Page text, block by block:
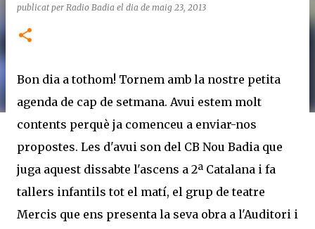
publicat per Radio Badia el dia de maig 23, 2013
Bon dia a tothom! Tornem amb la nostre petita
agenda de cap de setmana. Avui estem molt
contents perquè ja comenceu a enviar-nos
propostes. Les d'avui son del CB Nou Badia que
juga aquest dissabte l'ascens a 2ª Catalana i fa
tallers infantils tot el matí, el grup de teatre
Mercis que ens presenta la seva obra a l'Auditori i